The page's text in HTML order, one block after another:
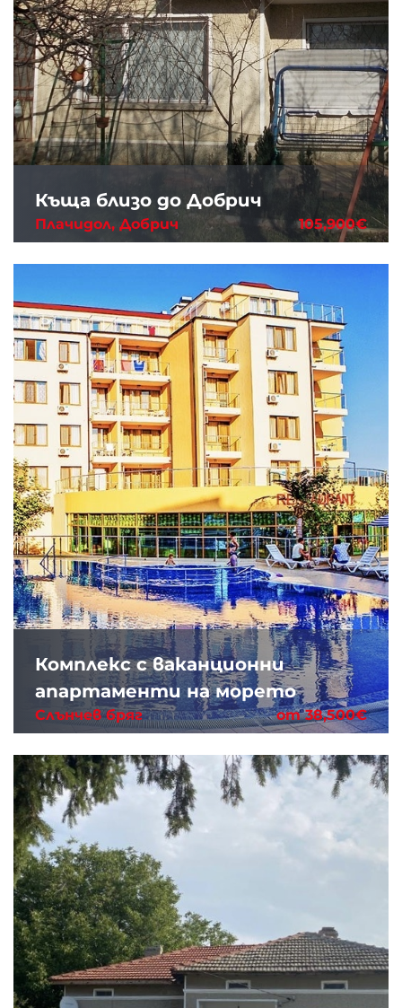
Къща близо до Добрич
Плачидол, Добрич 105,900€
Комплекс с ваканционни
апартаменти на морето
Слънчев бряг от 38,500€